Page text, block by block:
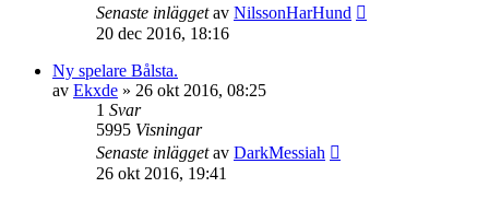
Senaste inläggetav NilssonHarHund
20 dec 2016, 18:16
Ny spelare Bålsta.
av Ekxde » 26 okt 2016, 08:25
1 Svar
5995 Visningar
Senaste inläggetav DarkMessiah
26 okt 2016, 19:41